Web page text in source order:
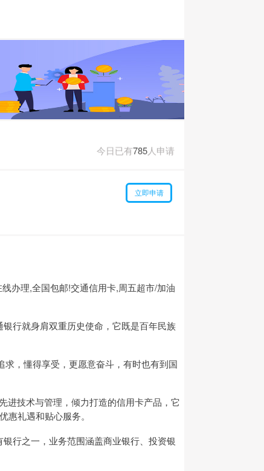
今日已有785人申请
人申请
今日已有856人申请
立即申请
办理,全国包邮!交通信用卡,周五超市/加油
行就身肩双重历史使命，它既是百年民族
，懂得享受，更愿意奋斗，有时也有到国
进技术与管理，倾力打造的信用卡产品，它
礼遇和贴心服务。
行之一，业务范围涵盖商业银行、投资银